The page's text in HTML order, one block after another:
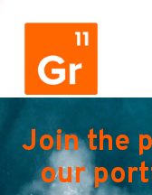
Join the
our